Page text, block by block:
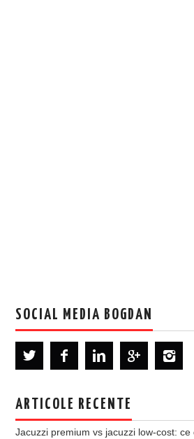
SOCIAL MEDIA BOGDAN
ARTICOLE RECENTE
Jacuzzi premium vs jacuzzi low-cost: